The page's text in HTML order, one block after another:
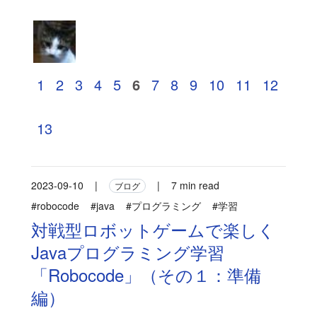
1 2 3 4 5 6 7 8 9 10 11 12
13
2023-09-10 | ブログ |
7 min read
#robocode
#java #プログラミング #学習
対戦型ロボットゲームで楽しく
Javaプログラミング学習
「Robocode」（その１：準備
編）